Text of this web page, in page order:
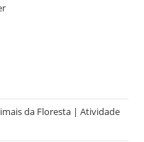
da Floresta | Atividade